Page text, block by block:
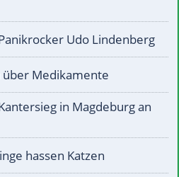
Udo Lindenberg
Medikamente
in Magdeburg an
hassen Katzen